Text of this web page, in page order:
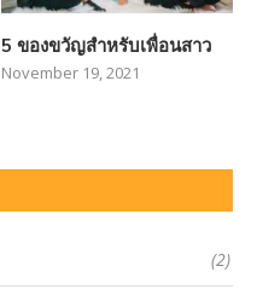
5 ของขวัญสำหรับเพื่อนสาว
November 19, 2021
(2)